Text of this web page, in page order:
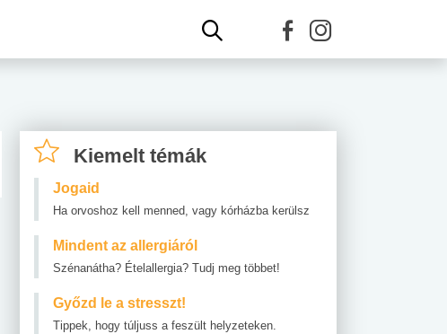
Kiemelt témák
Jogaid
Ha orvoshoz kell menned, vagy kórházba kerülsz
Mindent az allergiáról
Szénanátha? Ételallergia? Tudj meg többet!
Győzd le a stresszt!
Tippek, hogy túljuss a feszült helyzeteken.